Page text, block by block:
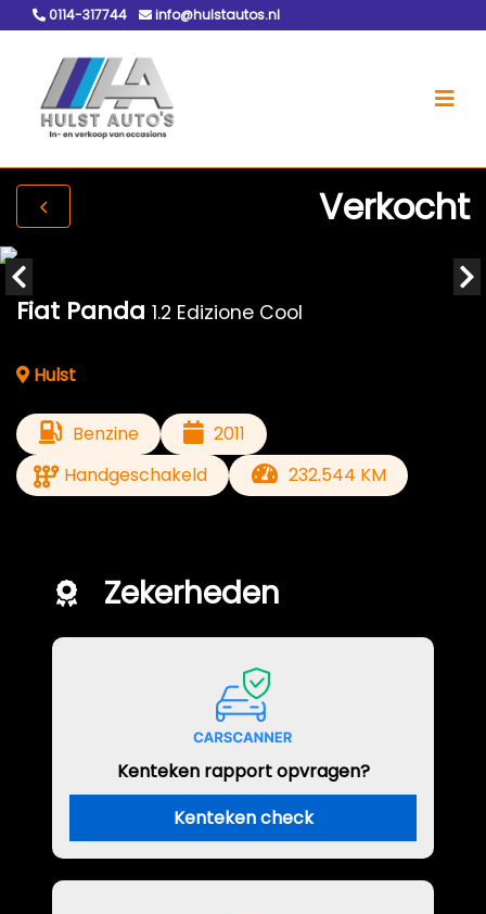
0114-317744 info@hulstautos.nl
Verkocht
Fiat Panda 1.2 Edizione Cool
Hulst
Benzine
2011
Handgeschakeld
232.544 KM
Zekerheden
Kenteken rapport opvragen?
Kenteken check